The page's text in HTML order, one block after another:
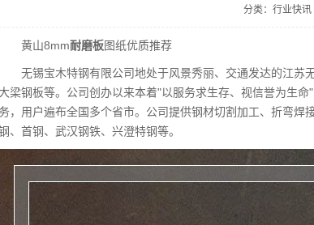
分类：行业快讯
黄山8mm耐磨板图纸优质推荐
无锡宝木特钢有限公司地处于风景秀丽、交通发达的江苏
大梁钢板等。公司创办以来本着"以服务求生存、视信誉为生
务，用户遍布全国多个省市。公司提供钢材切割加工、折弯
、首钢、武汉钢铁、兴澄特钢等。